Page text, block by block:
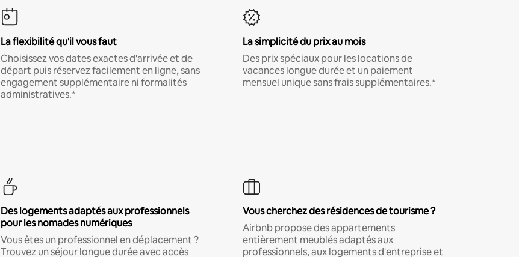
La flexibilité qu'il vous faut
Choisissez vos dates exactes d'arrivée et de
départ puis réservez facilement en ligne, sans
engagement supplémentaire ni formalités
administratives.*
La simplicité du prix au mois
Des prix spéciaux pour les locations de
vacances longue durée et un paiement
mensuel unique sans frais supplémentaires.*
Des logements adaptés aux professionnels
pour les nomades numériques
Vous êtes un professionnel en déplacement ?
Trouvez un séjour longue durée avec accès
Vous cherchez des résidences de tourisme ?
Airbnb propose des appartements
entièrement meublés adaptés aux
professionnels, aux logements d'entreprise et